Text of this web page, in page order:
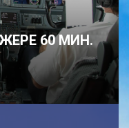
60 МИН.